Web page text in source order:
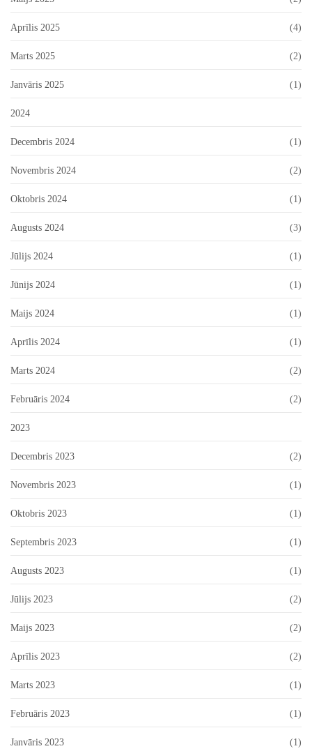
Aprīlis 2025 (4)
Marts 2025 (2)
Janvāris 2025 (1)
2024
Decembris 2024 (1)
Novembris 2024 (2)
Oktobris 2024 (1)
Augusts 2024 (3)
Jūlijs 2024 (1)
Jūnijs 2024 (1)
Maijs 2024 (1)
Aprīlis 2024 (1)
Marts 2024 (2)
Februāris 2024 (2)
2023
Decembris 2023 (2)
Novembris 2023 (1)
Oktobris 2023 (1)
Septembris 2023 (1)
Augusts 2023 (1)
Jūlijs 2023 (2)
Maijs 2023 (2)
Aprīlis 2023 (2)
Marts 2023 (1)
Februāris 2023 (1)
Janvāris 2023 (1)